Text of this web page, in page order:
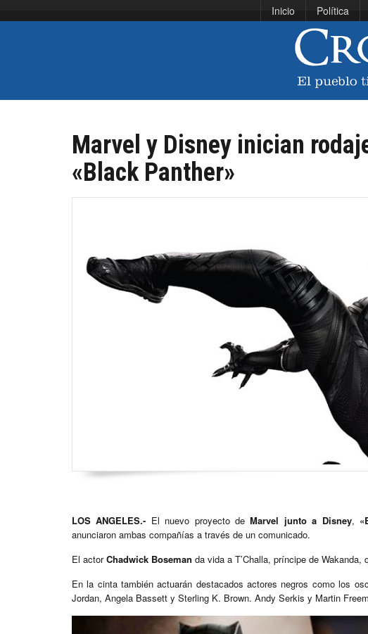
Inicio Política
Marvel y Disney inician
«Black Panther»
LOS ANGELES.- El nuevo proyecto deMarvel junto a Disney,
anunciaron ambas compañías a través de un comunicado.
El actorChadwick Boseman da vida a T’Challa, príncipe de
En la cinta también actuarán destacados actores negros como los
Jordan, Angela Bassett y Sterling K. Brown. Andy Serkis y Martin